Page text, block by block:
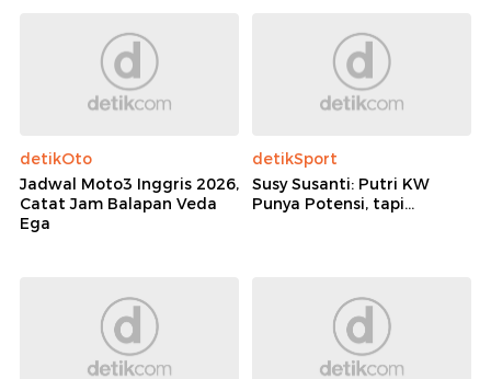
detikOto
Jadwal Moto3 Inggris 2026,
Catat Jam Balapan Veda
Ega
detikSport
Susy Susanti: Putri KW
Punya Potensi, tapi...